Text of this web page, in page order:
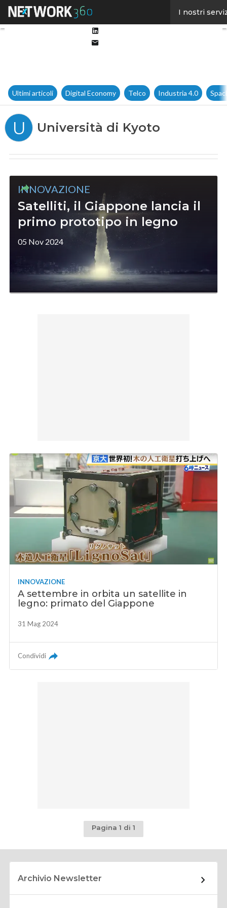
I nostri
Ultimi articoli Digital Economy Telco Industria 4.0
U Università di Kyoto
INNOVAZIONE
Satelliti, il Giappone lancia il
primo prototipo in legno
05 Nov 2024
INNOVAZIONE
A settembre in orbita un satellite in
legno: primato del Giappone
31 Mag 2024
Condividi
Pagina 1 di 1
Archivio Newsletter